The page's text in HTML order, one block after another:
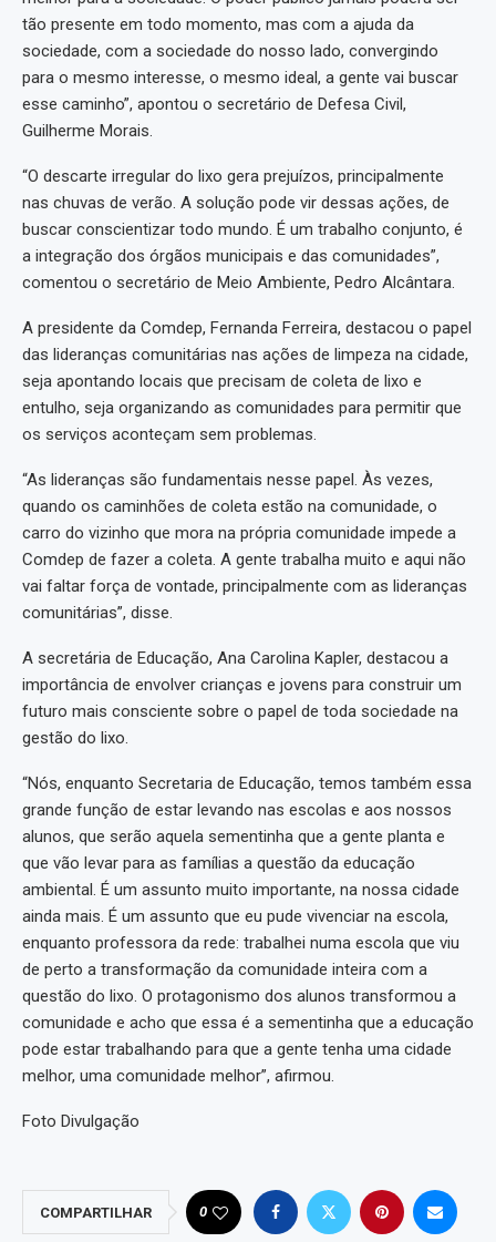
tão presente em todo momento, mas com a ajuda da
sociedade, com a sociedade do nosso lado, convergindo
para o mesmo interesse, o mesmo ideal, a gente vai buscar
esse caminho”, apontou o secretário de Defesa Civil,
Guilherme Morais.
“O descarte irregular do lixo gera prejuízos, principalmente
nas chuvas de verão. A solução pode vir dessas ações, de
buscar conscientizar todo mundo. É um trabalho conjunto, é
a integração dos órgãos municipais e das comunidades”,
comentou o secretário de Meio Ambiente, Pedro Alcântara.
A presidente da Comdep, Fernanda Ferreira, destacou o papel
das lideranças comunitárias nas ações de limpeza na cidade,
seja apontando locais que precisam de coleta de lixo e
entulho, seja organizando as comunidades para permitir que
os serviços aconteçam sem problemas.
“As lideranças são fundamentais nesse papel. Às vezes,
quando os caminhões de coleta estão na comunidade, o
carro do vizinho que mora na própria comunidade impede a
Comdep de fazer a coleta. A gente trabalha muito e aqui não
vai faltar força de vontade, principalmente com as lideranças
comunitárias”, disse.
A secretária de Educação, Ana Carolina Kapler, destacou a
importância de envolver crianças e jovens para construir um
futuro mais consciente sobre o papel de toda sociedade na
gestão do lixo.
“Nós, enquanto Secretaria de Educação, temos também essa
grande função de estar levando nas escolas e aos nossos
alunos, que serão aquela sementinha que a gente planta e
que vão levar para as famílias a questão da educação
ambiental. É um assunto muito importante, na nossa cidade
ainda mais. É um assunto que eu pude vivenciar na escola,
enquanto professora da rede: trabalhei numa escola que viu
de perto a transformação da comunidade inteira com a
questão do lixo. O protagonismo dos alunos transformou a
comunidade e acho que essa é a sementinha que a educação
pode estar trabalhando para que a gente tenha uma cidade
melhor, uma comunidade melhor”, afirmou.
Foto Divulgação
COMPARTILHAR 0